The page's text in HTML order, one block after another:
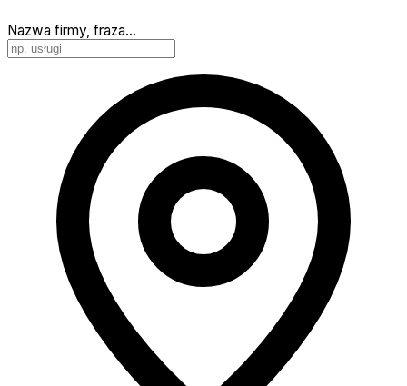
Nazwa firmy, fraza…